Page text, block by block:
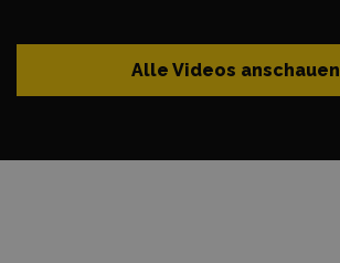
Alle Videos anschauen